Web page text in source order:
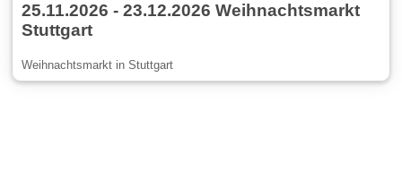
25.11.2026 - 23.12.2026 Weihnachtsmarkt
Stuttgart
Weihnachtsmarkt in Stuttgart